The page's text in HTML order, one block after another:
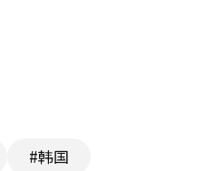
#韩国